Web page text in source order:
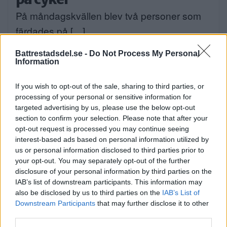
Battrestadsdel.se - Do Not Process My Personal
Information
If you wish to opt-out of the sale, sharing to third parties, or
processing of your personal or sensitive information for
targeted advertising by us, please use the below opt-out
section to confirm your selection. Please note that after your
opt-out request is processed you may continue seeing
interest-based ads based on personal information utilized by
us or personal information disclosed to third parties prior to
your opt-out. You may separately opt-out of the further
disclosure of your personal information by third parties on the
IAB’s list of downstream participants. This information may
also be disclosed by us to third parties on the IAB’s List of
Downstream Participants that may further disclose it to other
På måndagskvällen blev två personer som
färdades på […]
Publicerad 08:58, 4 augusti 2026
När onlinecasino blir en del av
den digitala vardagen i södra
Stockholm
EXTERN PARTNER. Södra Stockholm är en
del av […]
Publicerad 05:03, 4 augusti 2026